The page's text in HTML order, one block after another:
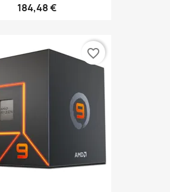
184,48 €
favorite_border